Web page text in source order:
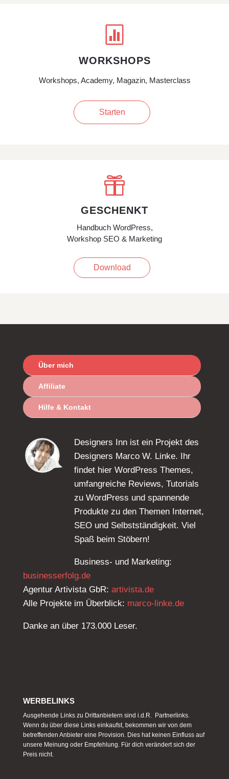

WORKSHOPS
Workshops, Academy, Magazin, Masterclass
Starten

GESCHENKT
Handbuch WordPress,
Workshop SEO & Marketing
Download
Über mich
Affiliate
Hilfe & Kontakt
Designers Inn ist ein Projekt des
Designers Marco W. Linke. Ihr
findet hier WordPress Themes,
umfangreiche Reviews, Tutorials
zu WordPress und spannende
Produkte zu den Themen Internet,
SEO und Selbstständigkeit. Viel
Spaß beim Stöbern!
Business- und Marketing:
businesserfolg.de
Agentur Artivista GbR: artivista.de
Alle Projekte im Überblick: marco-linke.de
Danke an über 173.000 Leser.
WERBELINKS
Ausgehende Links zu Drittanbietern sind i.d.R. Partnerlinks.
Wenn du über diese Links einkaufst, bekommen wir von dem
betreffenden Anbieter eine Provision. Dies hat keinen Einfluss auf
unsere Meinung oder Empfehlung. Für dich verändert sich der
Preis nicht.